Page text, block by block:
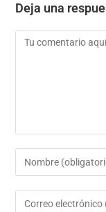
Deja una